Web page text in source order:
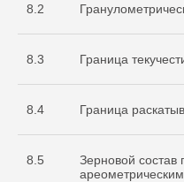
8.2
8.3 Граница
8.4 Граница
8.5
Зерновой состав